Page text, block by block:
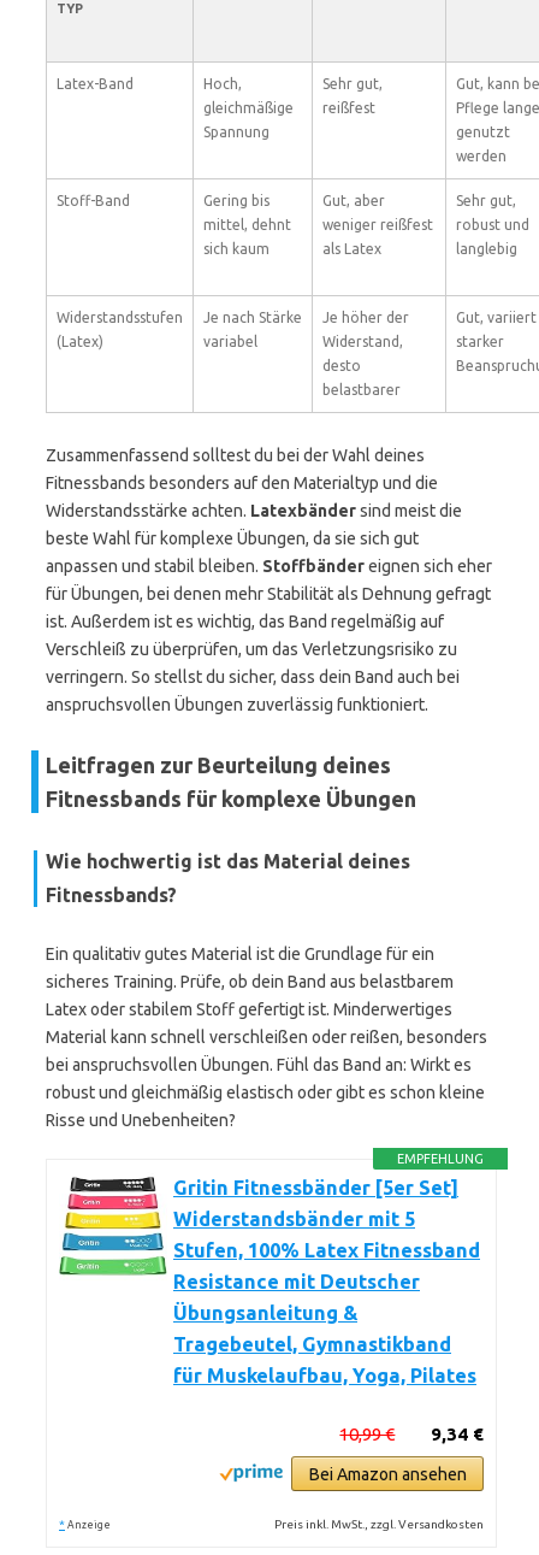
TYP
Latex-Band
Hoch,
gleichmäßige
Spannung
Sehr gut,
reißfest
Gut, kann
Pflege lange
genutzt
werden
Stoff-Band
Gering bis
mittel, dehnt
sich kaum
Gut, aber
weniger reißfest
als Latex
Sehr gut,
robust und
langlebig
Widerstandsstufen
(Latex)
Je nach Stärke
variabel
Je höher der
Widerstand,
desto
belastbarer
Gut, variiert
starker
Zusammenfassend solltest du bei der Wahl deines
Fitnessbands besonders auf den Materialtyp und die
Widerstandsstärke achten. Latexbändersind meist die
beste Wahl für komplexe Übungen, da sie sich gut
anpassen und stabil bleiben. Stoffbändereignen sich eher
für Übungen, bei denen mehr Stabilität als Dehnung gefragt
ist. Außerdem ist es wichtig, das Band regelmäßig auf
Verschleiß zu überprüfen, um das Verletzungsrisiko zu
verringern. So stellst du sicher, dass dein Band auch bei
anspruchsvollen Übungen zuverlässig funktioniert.
Leitfragen zur Beurteilung deines
Fitnessbands für komplexe Übungen
Wie hochwertig ist das Material deines
Fitnessbands?
Ein qualitativ gutes Material ist die Grundlage für ein
sicheres Training. Prüfe, ob dein Band aus belastbarem
Latex oder stabilem Stoff gefertigt ist. Minderwertiges
Material kann schnell verschleißen oder reißen, besonders
bei anspruchsvollen Übungen. Fühl das Band an: Wirkt es
robust und gleichmäßig elastisch oder gibt es schon kleine
Risse und Unebenheiten?
EMPFEHLUNG
Gritin Fitnessbänder [5er Set]
Widerstandsbänder mit 5
Stufen, 100% Latex Fitnessband
Resistance mit Deutscher
Übungsanleitung &
Tragebeutel, Gymnastikband
für Muskelaufbau, Yoga, Pilates
9,34 €
10,99 €
Bei Amazon ansehen
* Anzeige Preis inkl. MwSt., zzgl. Versandkosten